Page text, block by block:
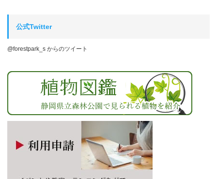
7
2026
公式Twitter
@forestpark_s からのツイート